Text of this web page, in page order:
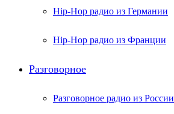
Hip-Hop радио из Германии
Hip-Hop радио из Франции
Разговорное
Разговорное радио из России